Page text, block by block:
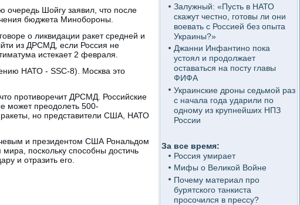
очередь Шойгу заявил, что после
бюджета Минобороны.
о ликвидации ракет средней и
из ДРСМД, если Россия не
истекает 2 февраля.
НАТО - SSC-8). Москва это
противоречит ДРСМД. Российские
может преодолеть 500-
но представители США, НАТО
и президентом США Рональдом
поскольку способны достичь
и отразить его.
Залужный: «Пусть в НАТО
скажут честно, готовы ли они
воевать с Россией без опыта
Украины?»
Джанни Инфантино пока
устоял и продолжает
оставаться на посту главы
ФИФА
Украинские дроны седьмой раз
с начала года ударили по
одному из крупнейших НПЗ
России
За все время:
Россия умирает
Мифы о Великой Войне
Почему материал про
бурятского танкиста
просочился в прессу?